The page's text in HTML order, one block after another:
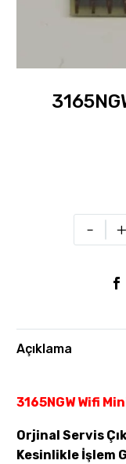
- +
Açıklama
3165NGW Wifi
Orjinal Servis
Kesinlikle İşlem